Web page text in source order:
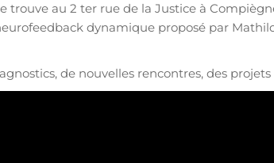
trouve au 2 ter rue de la Justice à
dynamique proposé par
de nouvelles rencontres, des projets